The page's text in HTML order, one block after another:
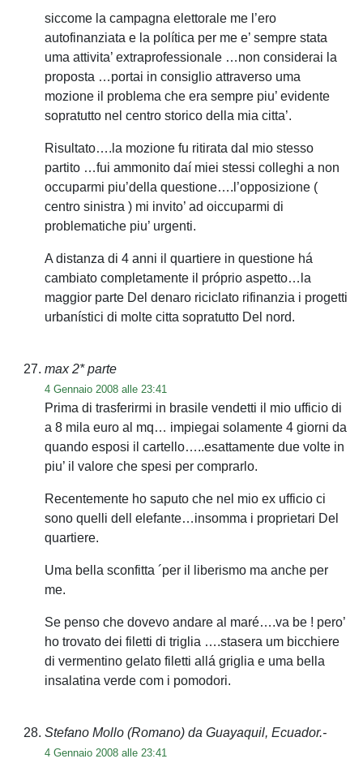
siccome la campagna elettorale me l’ero
autofinanziata e la política per me e’ sempre stata
uma attivita’ extraprofessionale …non considerai la
proposta …portai in consiglio attraverso uma
mozione il problema che era sempre piu’ evidente
sopratutto nel centro storico della mia citta’.
Risultato….la mozione fu ritirata dal mio stesso
partito …fui ammonito daí miei stessi colleghi a non
occuparmi piu’della questione….l’opposizione (
centro sinistra ) mi invito’ ad oiccuparmi di
problematiche piu’ urgenti.
A distanza di 4 anni il quartiere in questione há
cambiato completamente il próprio aspetto…la
maggior parte Del denaro riciclato rifinanzia i progetti
urbanístici di molte citta sopratutto Del nord.
max 2* parte
4 Gennaio 2008 alle 23:41
Prima di trasferirmi in brasile vendetti il mio ufficio di
a 8 mila euro al mq… impiegai solamente 4 giorni da
quando esposi il cartello…..esattamente due volte in
piu’ il valore che spesi per comprarlo.
Recentemente ho saputo che nel mio ex ufficio ci
sono quelli dell elefante…insomma i proprietari Del
quartiere.
Uma bella sconfitta ´per il liberismo ma anche per
me.
Se penso che dovevo andare al maré….va be ! pero’
ho trovato dei filetti di triglia ….stasera um bicchiere
di vermentino gelato filetti allá griglia e uma bella
insalatina verde com i pomodori.
Stefano Mollo (Romano) da Guayaquil, Ecuador.-
4 Gennaio 2008 alle 23:41